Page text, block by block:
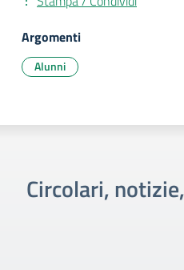
Argomenti
Alunni
Circolari,